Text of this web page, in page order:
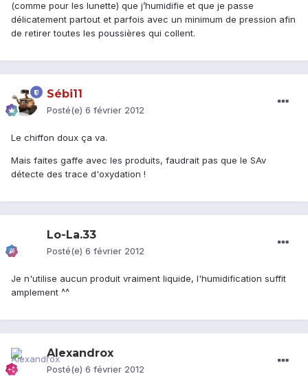
(comme pour les lunette) que j’humidifie et que je passe
délicatement partout et parfois avec un minimum de pression afin
de retirer toutes les poussières qui collent.
Sébi11
Posté(e) 6 février 2012
Le chiffon doux ça va.
Mais faites gaffe avec les produits, faudrait pas que le SAv
détecte des trace d'oxydation !
Lo-La.33
Posté(e) 6 février 2012
Je n'utilise aucun produit vraiment liquide, l'humidification suffit
amplement ^^
Alexandrox
Posté(e) 6 février 2012